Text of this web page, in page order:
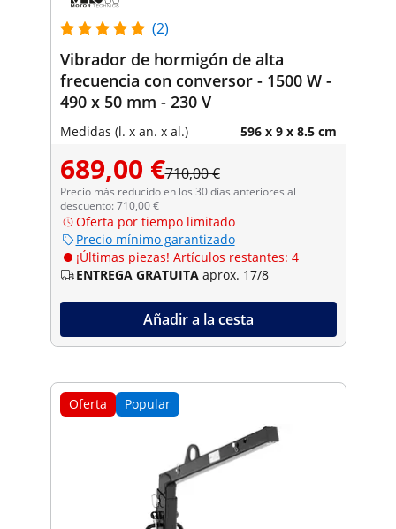
(2)
Vibrador de hormigón de alta
frecuencia con conversor - 1500 W -
490 x 50 mm - 230 V
Medidas (l. x an. x al.) 596 x 9 x 8.5 cm
689,00 €710,00 €
Precio más reducido en los 30 días anteriores al
descuento: 710,00 €
Oferta por tiempo limitado
Precio mínimo garantizado
¡Últimas piezas! Artículos restantes: 4
ENTREGA GRATUITA aprox. 17/8
Añadir a la cesta
Oferta Popular